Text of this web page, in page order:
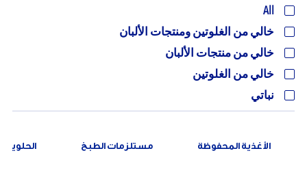
All
خالي من الغلوتين ومنتجات الألبان
خالي من منتجات الألبان
خالي من الغلوتين
نباتي
الأغذية المحفوظة مستلزمات الطبخ الحلويات